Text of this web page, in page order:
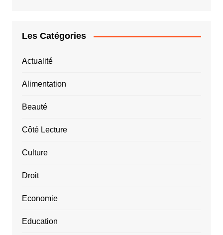
Les Catégories
Actualité
Alimentation
Beauté
Côté Lecture
Culture
Droit
Economie
Education